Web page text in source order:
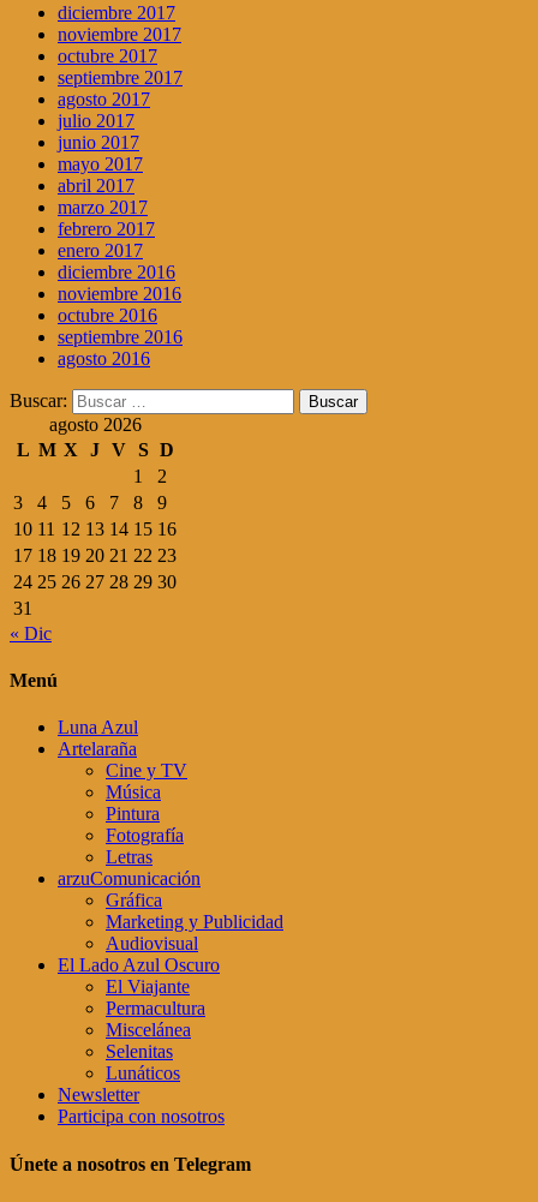
diciembre 2017
noviembre 2017
octubre 2017
septiembre 2017
agosto 2017
julio 2017
junio 2017
mayo 2017
abril 2017
marzo 2017
febrero 2017
enero 2017
diciembre 2016
noviembre 2016
octubre 2016
septiembre 2016
agosto 2016
Buscar:
agosto 2026
L M X J V S D
1
2
3
4 5 6 7 8
9
10 11 12 13 14 15 16
17 18 19 20 21 22 23
24 25 26 27 28 29 30
31
« Dic
Menú
Luna Azul
Artelaraña
Cine y TV
Música
Pintura
Fotografía
Letras
arzuComunicación
Gráfica
Marketing y Publicidad
Audiovisual
El Lado Azul Oscuro
El Viajante
Permacultura
Miscelánea
Selenitas
Lunáticos
Newsletter
Participa con nosotros
Únete a nosotros en Telegram